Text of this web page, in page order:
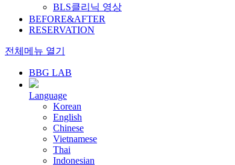
BLS클리닉 영상
BEFORE&AFTER
RESERVATION
전체메뉴 열기
BBG LAB
Language
Korean
English
Chinese
Vietnamese
Thai
Indonesian